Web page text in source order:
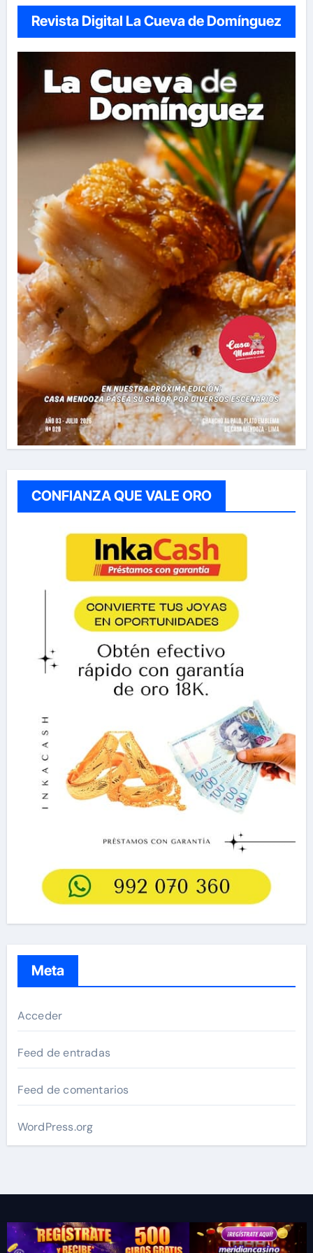
Revista Digital La Cueva de Domínguez
CONFIANZA QUE VALE ORO
Meta
Acceder
Feed de entradas
Feed de comentarios
WordPress.org